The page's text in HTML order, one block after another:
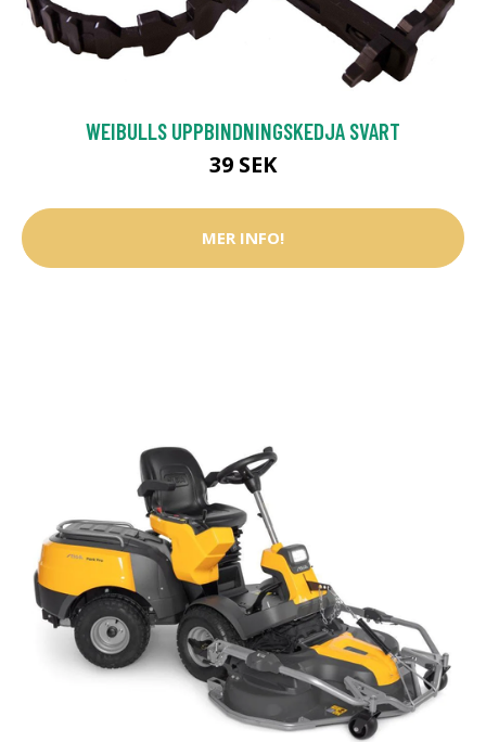
WEIBULLS UPPBINDNINGSKEDJA SVART
39 SEK
MER INFO!